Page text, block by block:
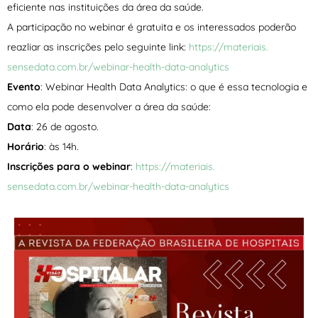
eficiente nas instituições da área da saúde.
A participação no webinar é gratuita e os interessados poderão
reazliar as inscrições pelo seguinte link: https://materiais.
sensedata.com.br/webinar-health-data-analytics
Evento: Webinar Health Data Analytics: o que é essa tecnologia e
como ela pode desenvolver a área da saúde:
Data: 26 de agosto.
Horário: às 14h.
Inscrições para o webinar: https://materiais.
sensedata.com.br/webinar-health-data-analytics